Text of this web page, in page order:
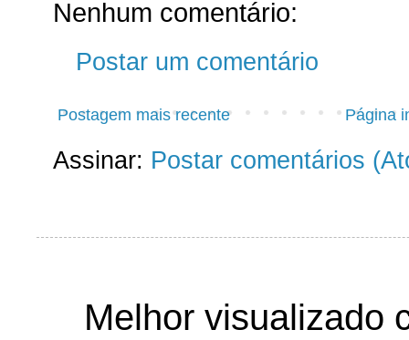
Nenhum comentário:
Postar um comentário
Postagem mais recente Página
Assinar: Postar comentários
Melhor visualizado